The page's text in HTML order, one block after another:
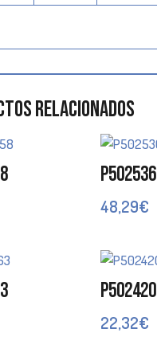
relacionados
P502536
48,29€
P502420
22,32€